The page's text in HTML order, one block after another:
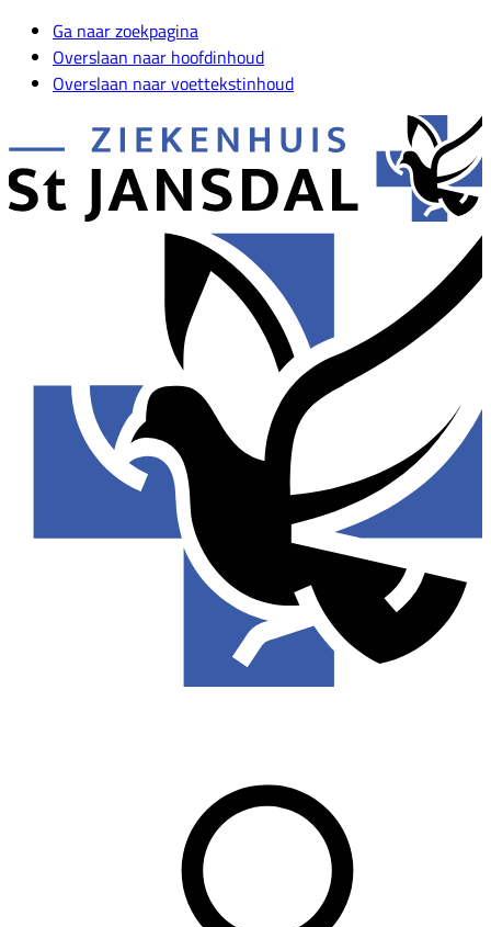
Ga naar zoekpagina
Overslaan naar hoofdinhoud
Overslaan naar voettekstinhoud